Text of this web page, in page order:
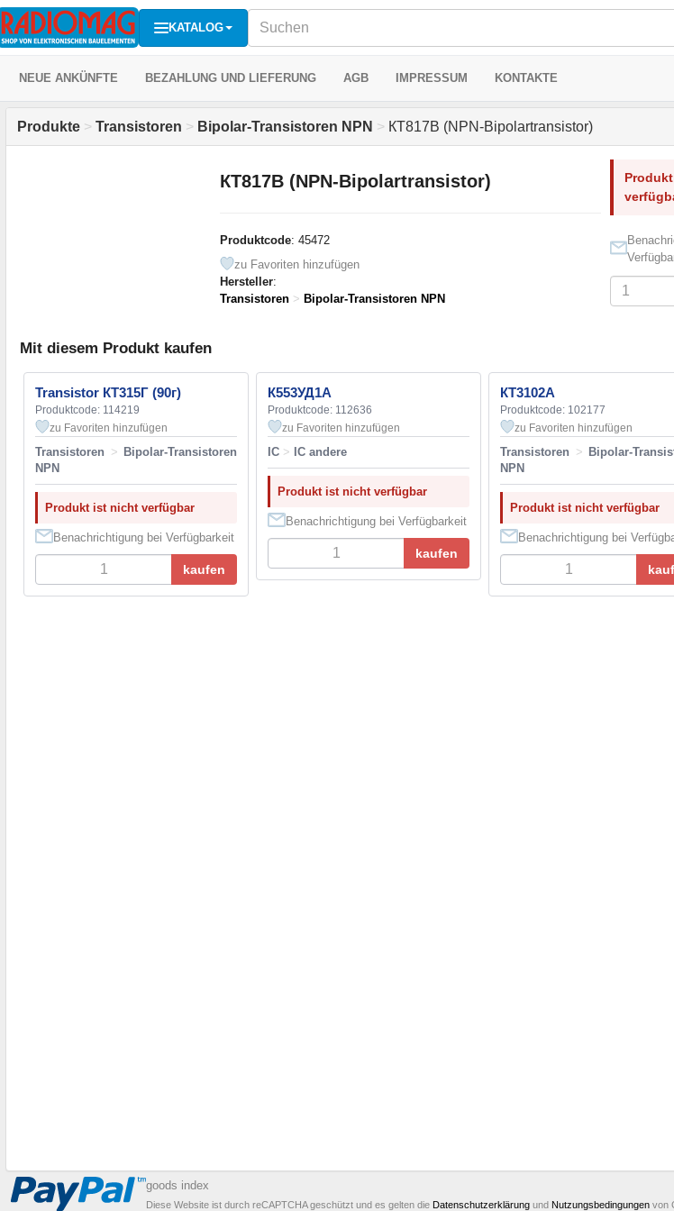
KATALOG
NEUE ANKÜNFTE BEZAHLUNG UND LIEFERUNG AGB IMPRESSUM KONTAKTE
Produkte > Transistoren > Bipolar-Transistoren NPN > КТ817В (NPN-Bipolartransistor)
КТ817В (NPN-Bipolartransistor)
Produktcode: 45472
zu Favoriten hinzufügen
Hersteller:
Transistoren > Bipolar-Transistoren NPN
Mit diesem Produkt kaufen
Transistor КТ315Г (90г)
Produktcode: 114219
zu Favoriten hinzufügen
Transistoren > Bipolar-Transistoren
NPN
Produkt ist nicht verfügbar
Benachrichtigung bei Verfügbarkeit
kaufen
К553УД1А
Produktcode: 112636
zu Favoriten hinzufügen
IC > IC andere
Produkt ist nicht verfügbar
Benachrichtigung bei Verfügbarkeit
kaufen
КТ3102А
Produktcode: 102177
zu Favoriten hinzufügen
Transistoren > Bipolar-
NPN
Produkt ist nicht verfügbar
Benachrichtigung bei
goods index
Diese Website ist durch reCAPTCHA geschützt und es gelten die Datenschutzerklärung und Nutzungsbedingungen von